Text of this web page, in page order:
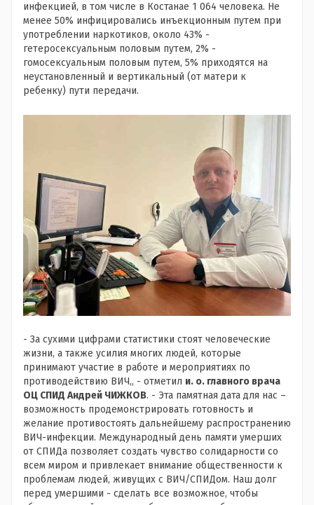
инфекцией, в том числе в Костанае 1 064 человека. Не
менее 50% инфицировались инъекционным путем при
употреблении наркотиков, около 43% -
гетеросексуальным половым путем, 2% -
гомосексуальным половым путем, 5% приходятся на
неустановленный и вертикальный (от матери к
ребенку) пути передачи.
- За сухими цифрами статистики стоят человеческие
жизни, а также усилия многих людей, которые
принимают участие в работе и мероприятиях по
противодействию ВИЧ,, - отметил и. о. главного врача
ОЦ СПИД Андрей ЧИЖКОВ. - Эта памятная дата для нас –
возможность продемонстрировать готовность и
желание противостоять дальнейшему распространению
ВИЧ-инфекции. Международный день памяти умерших
от СПИДа позволяет создать чувство солидарности со
всем миром и привлекает внимание общественности к
проблемам людей, живущих с ВИЧ/СПИДом. Наш долг
перед умершими - сделать все возможное, чтобы